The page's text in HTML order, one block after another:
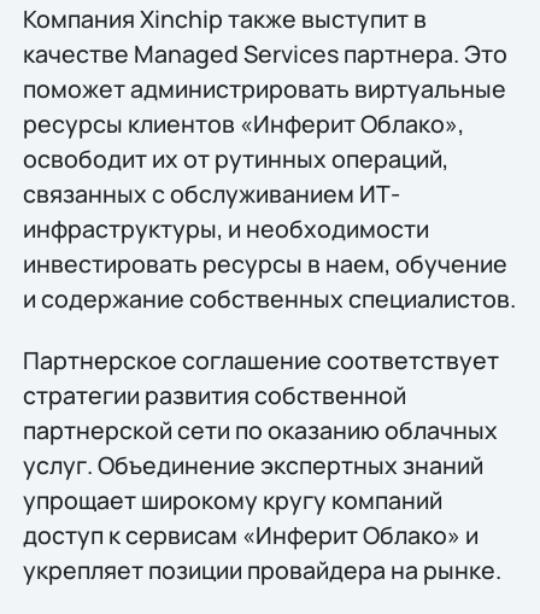
Компания Xinchip также выступит в
качестве Managed Services партнера. Это
поможет администрировать виртуальные
ресурсы клиентов «Инферит Облако»,
освободит их от рутинных операций,
связанных с обслуживанием ИТ-
инфраструктуры, и необходимости
инвестировать ресурсы в наем, обучение
и содержание собственных специалистов.
Партнерское соглашение соответствует
стратегии развития собственной
партнерской сети по оказанию облачных
услуг. Объединение экспертных знаний
упрощает широкому кругу компаний
доступ к сервисам «Инферит Облако» и
укрепляет позиции провайдера на рынке.